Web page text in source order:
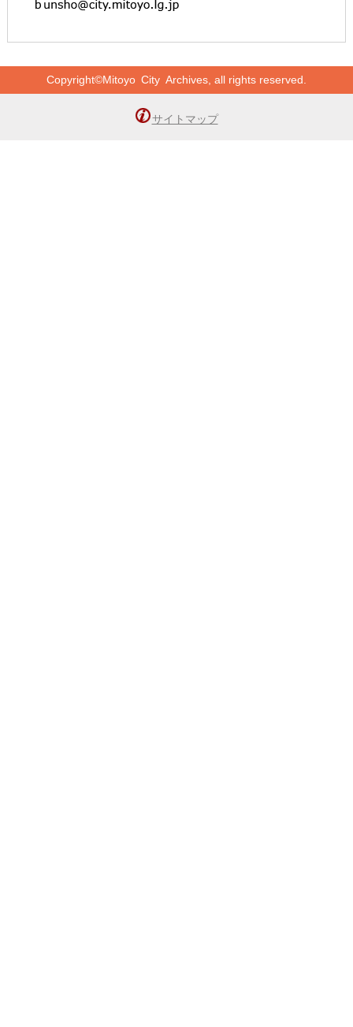
Copyright©Mitoyo City Archives, all rights reserved.
サイトマップ